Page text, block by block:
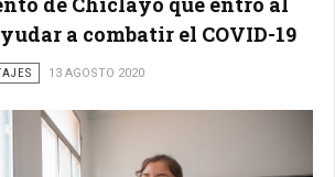
a combatir el COVID-19
13 AGOSTO 2020